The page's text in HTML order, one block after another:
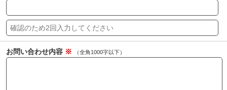
お問い合わせ内容 ※ （全角1000字以下）